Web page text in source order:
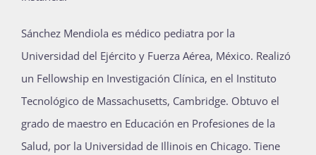
Sánchez Mendiola es médico pediatra por la
Universidad del Ejército y Fuerza Aérea, México. Realizó
un Fellowship en Investigación Clínica, en el Instituto
Tecnológico de Massachusetts, Cambridge. Obtuvo el
grado de maestro en Educación en Profesiones de la
Salud, por la Universidad de Illinois en Chicago. Tiene